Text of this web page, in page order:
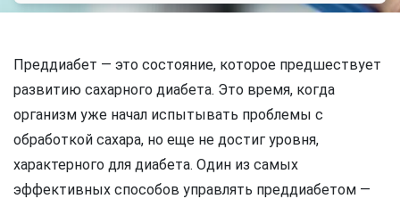
Преддиабет — это состояние, которое предшествует
развитию сахарного диабета. Это время, когда
организм уже начал испытывать проблемы с
обработкой сахара, но еще не достиг уровня,
характерного для диабета. Один из самых
эффективных способов управлять преддиабетом —